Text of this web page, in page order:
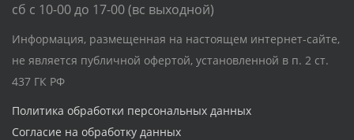
сб с 10-00 до 17-00 (вс выходной)
Информация, размещенная на настоящем интернет-сайте,
не является публичной офертой, установленной в п. 2 ст.
437 ГК РФ
Политика обработки персональных данных
Согласие на обработку данных